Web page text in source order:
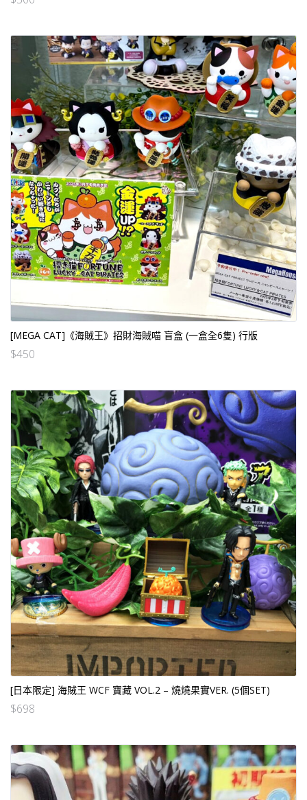
[MEGA CAT]《海賊王》招財海賊喵 盲盒 (一盒全6隻) 行版
$450
[日本限定] 海賊王 WCF 寶藏 VOL.2 – 燒燒果實VER. (5個SET)
$698